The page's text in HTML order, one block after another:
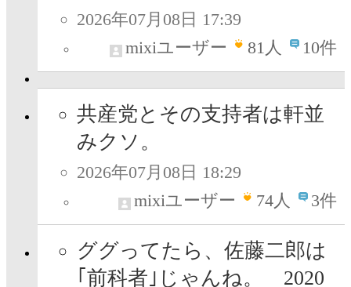
2026年07月08日 17:39
mixiユーザー
81人 10件
共産党とその支持者は軒並
みクソ。
2026年07月08日 18:29
mixiユーザー
74人 3件
ググってたら、佐藤二郎は
｢前科者｣じゃんね。 2020